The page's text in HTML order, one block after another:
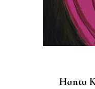
Hantu